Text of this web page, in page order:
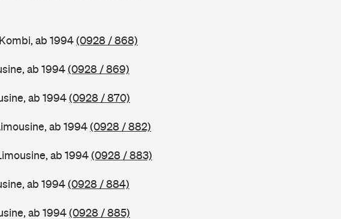
ab 1994(0928 / 868)
ab 1994(0928 / 869)
ab 1994(0928 / 870)
ab 1994(0928 / 882)
ab 1994(0928 / 883)
ab 1994(0928 / 884)
ab 1994(0928 / 885)